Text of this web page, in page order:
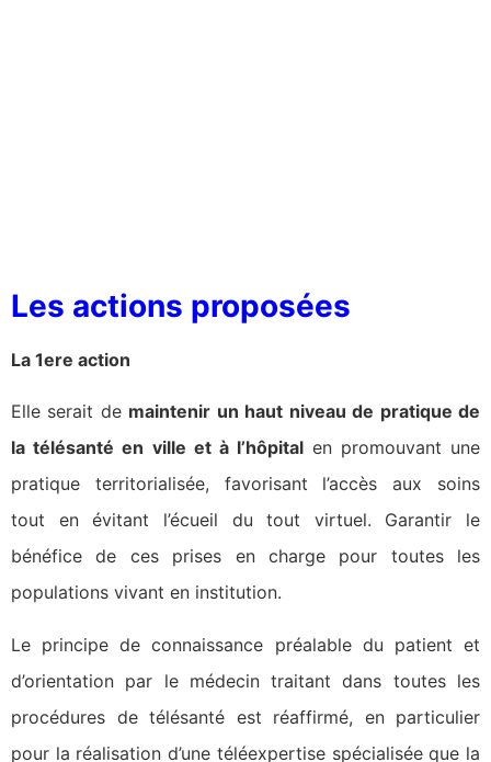
Les actions proposées
La 1ere action
Elle serait de maintenir un haut niveau de pratique de
la télésanté en ville et à l’hôpital en promouvant une
pratique territorialisée, favorisant l’accès aux soins
tout en évitant l’écueil du tout virtuel. Garantir le
bénéfice de ces prises en charge pour toutes les
populations vivant en institution.
Le principe de connaissance préalable du patient et
d’orientation par le médecin traitant dans toutes les
procédures de télésanté est réaffirmé, en particulier
pour la réalisation d’une téléexpertise spécialisée que la